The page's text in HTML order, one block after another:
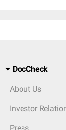
DocCheck
About Us
Investor
Press